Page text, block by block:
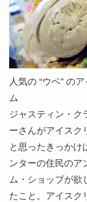
人気の “ウベ” の
ム
ジャスティン・ク
ーさんがアイスク
と思ったきっかけ
ンターの住民のア
ム・ショップが欲
たこと。アイスク